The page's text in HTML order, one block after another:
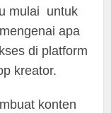
mulai untuk
apa
di platform
kreator.
konten